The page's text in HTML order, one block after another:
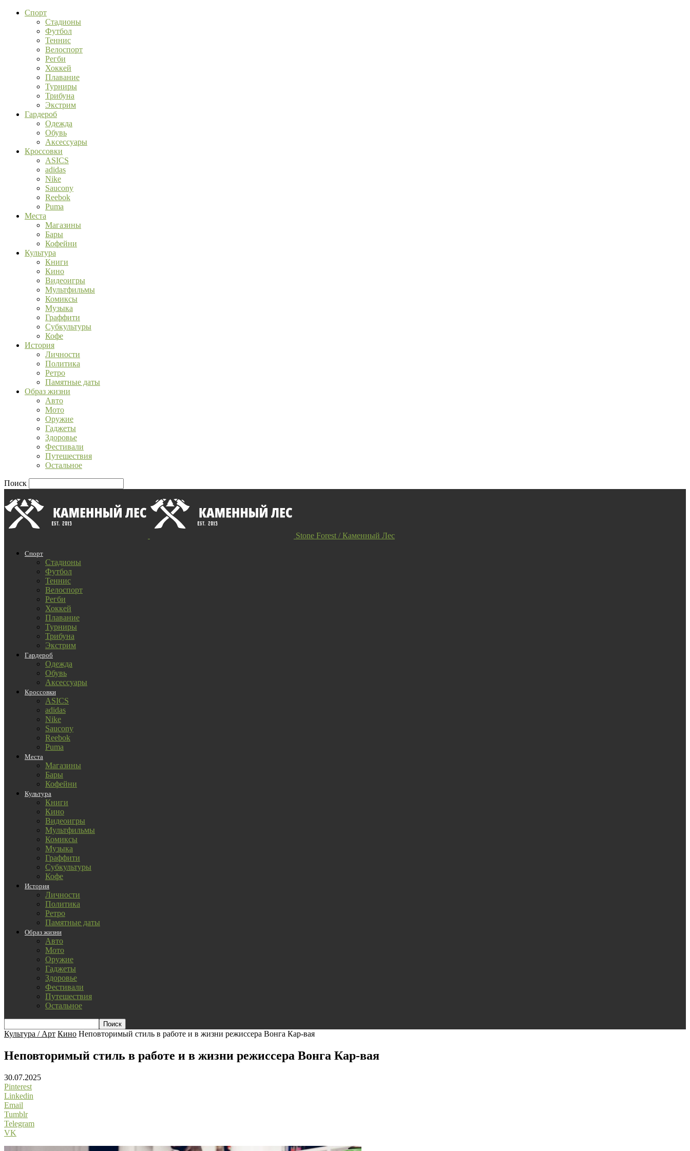
Спорт
Стадионы
Футбол
Теннис
Велоспорт
Регби
Хоккей
Плавание
Турниры
Трибуна
Экстрим
Гардероб
Одежда
Обувь
Аксессуары
Кроссовки
ASICS
adidas
Nike
Saucony
Reebok
Puma
Места
Магазины
Бары
Кофейни
Культура
Книги
Кино
Видеоигры
Мультфильмы
Комиксы
Музыка
Граффити
Субкультуры
Кофе
История
Личности
Политика
Ретро
Памятные даты
Образ жизни
Авто
Мото
Оружие
Гаджеты
Здоровье
Фестивали
Путешествия
Остальное
Поиск
Stone Forest / Каменный Лес
Спорт
Стадионы
Футбол
Теннис
Велоспорт
Регби
Хоккей
Плавание
Турниры
Трибуна
Экстрим
Гардероб
Одежда
Обувь
Аксессуары
Кроссовки
ASICS
adidas
Nike
Saucony
Reebok
Puma
Места
Магазины
Бары
Кофейни
Культура
Книги
Кино
Видеоигры
Мультфильмы
Комиксы
Музыка
Граффити
Субкультуры
Кофе
История
Личности
Политика
Ретро
Памятные даты
Образ жизни
Авто
Мото
Оружие
Гаджеты
Здоровье
Фестивали
Путешествия
Остальное
Культура / Арт Кино Неповторимый стиль в работе и в жизни режиссера Вонга Кар-вая
Неповторимый стиль в работе и в жизни режиссера Вонга Кар-вая
30.07.2025
Pinterest
Linkedin
Email
Tumblr
Telegram
VK